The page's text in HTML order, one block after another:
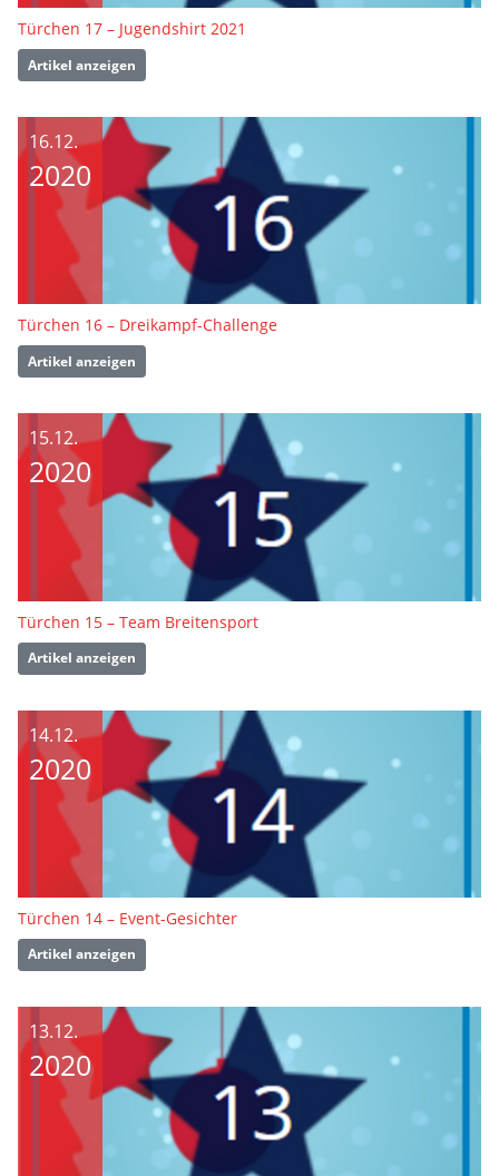
Türchen 17 – Jugendshirt 2021
Artikel anzeigen
16.12.
2020
Türchen 16 – Dreikampf-Challenge
Artikel anzeigen
15.12.
2020
Türchen 15 – Team Breitensport
Artikel anzeigen
14.12.
2020
Türchen 14 – Event-Gesichter
Artikel anzeigen
13.12.
2020